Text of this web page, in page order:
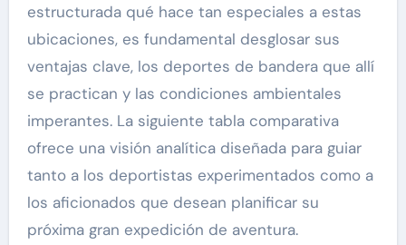
estructurada qué hace tan especiales a estas
ubicaciones, es fundamental desglosar sus
ventajas clave, los deportes de bandera que allí
se practican y las condiciones ambientales
imperantes. La siguiente tabla comparativa
ofrece una visión analítica diseñada para guiar
tanto a los deportistas experimentados como a
los aficionados que desean planificar su
próxima gran expedición de aventura.